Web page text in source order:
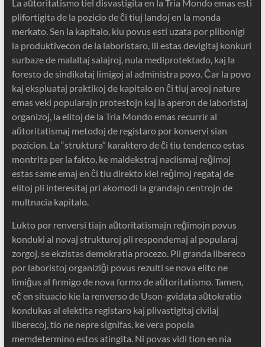
La aŭtoritatismo tiel disvastigita en la Tria Mondo emas esti
plifortigita de la pozicio de ĉi tiuj landoj en la monda
merkato. Sen la kapitalo, kiu povus esti uzata por plibonigi
la produktivecon de la laboristaro, ili estas devigitaj konkuri
surbaze de malaltaj salajroj, nula mediprotektado, kaj la
foresto de sindikataj limigoj al administra povo. Ĉar la povo
kaj ekspluataj praktikoj de kapitalo en ĉi tiuj areoj nature
emas veki popularajn protestojn kaj la aperon de laboristaj
organizoj, la elitoj de la Tria Mondo emas recurrir al
aŭtoritatismaj metodoj de registaro por konservi sian
pozicion. La “struktura” karaktero de ĉi tiu tendenco estas
montrita per la fakto, ke maldekstraj naciismaj reĝimoj
estas same emaj en ĉi tiu direkto kiel reĝimoj regataj de
elitoj pli interesitaj pri akomodi la grandajn centrojn de
multnacia kapitalo.
Lukto por renversi tiajn aŭtoritatismajn reĝimojn povus
konduki al novaj strukturoj pli respondemaj al popularaj
zorgoj, se ekzistas demokratia procezo. Pli granda libereco
por laboristoj organiziĝi povus rezulti se nova elito ne
limiĝus al firmigo de nova formo de aŭtoritatismo. Tamen,
eĉ en situacio kie la renverso de Uson-gvidata aŭtokratio
kondukas al elektita registaro kaj plivastigitaj civilaj
liberecoj, tio ne nepre signifas, ke vera popola
memdetermino estos atingita. Ni povas vidi tion en nia